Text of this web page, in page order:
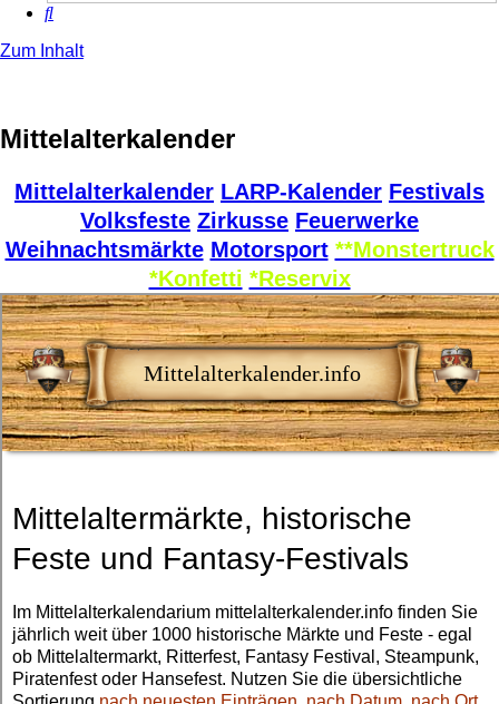
Suche
Zum Inhalt
Mittelalterkalender
Mittelalterkalender LARP-Kalender Festivals
Volksfeste Zirkusse Feuerwerke
Weihnachtsmärkte Motorsport **Monstertruck
*Konfetti *Reservix